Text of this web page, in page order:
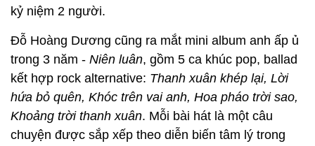
kỷ niệm 2 người.
Đỗ Hoàng Dương cũng ra mắt mini album anh ấp ủ
trong 3 năm - Niên luân, gồm 5 ca khúc pop, ballad
kết hợp rock alternative: Thanh xuân khép lại, Lời
hứa bỏ quên, Khóc trên vai anh, Hoa pháo trời sao,
Khoảng trời thanh xuân. Mỗi bài hát là một câu
chuyện được sắp xếp theo diễn biến tâm lý trong